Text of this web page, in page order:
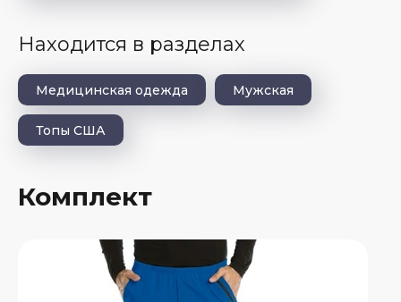
Находится в разделах
Медицинская одежда Мужская
Топы США
Комплект